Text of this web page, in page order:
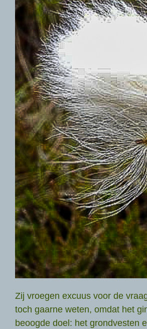
Zij vroegen excuus voor de
toch gaarne weten, omdat het
beoogde doel: het grondvesten